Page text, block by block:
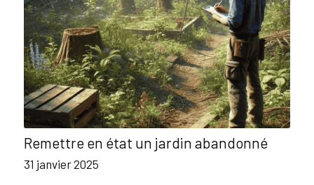
Remettre en état un jardin abandonné
31 janvier 2025